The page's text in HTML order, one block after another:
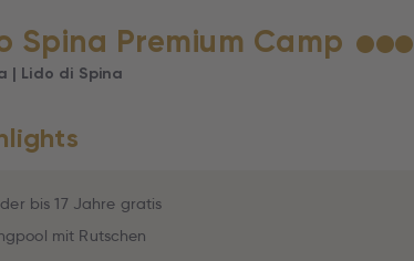
Spina Premium Camp ★★★
| Lido di Spina
bis 17 Jahre gratis
mit Rutschen